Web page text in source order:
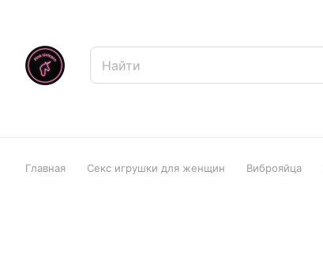
Главная Секс игрушки для женщин Виброяйца